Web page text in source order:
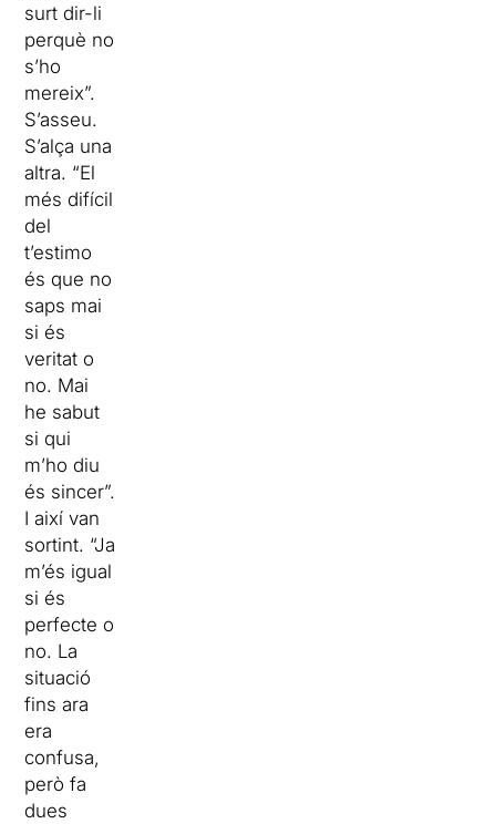
surt dir-li
perquè no
s’ho
mereix”.
S’asseu.
S’alça una
altra. “El
més difícil
del
t’estimo
és que no
saps mai
si és
veritat o
no. Mai
he sabut
si qui
m’ho diu
és sincer”.
I així van
sortint. “Ja
m’és igual
si és
perfecte o
no. La
situació
fins ara
era
confusa,
però fa
dues